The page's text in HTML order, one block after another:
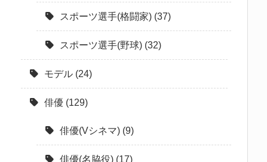
スポーツ選手(格闘家) (37)
スポーツ選手(野球) (32)
モデル (24)
俳優 (129)
俳優(Vシネマ) (9)
俳優(名脇役) (17)